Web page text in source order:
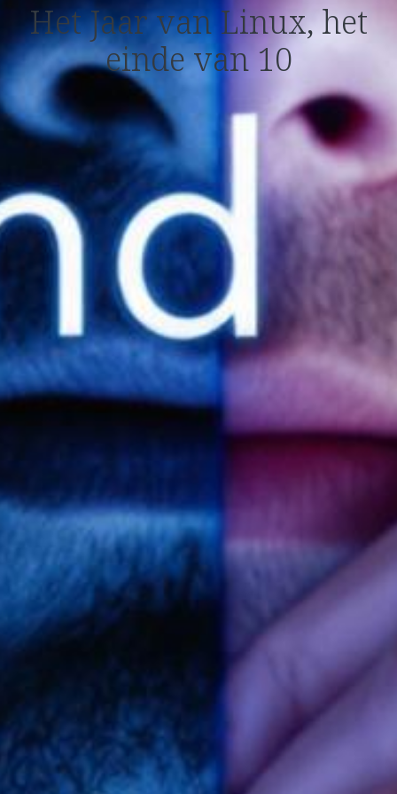
Het Jaar van Linux, het
einde van 10